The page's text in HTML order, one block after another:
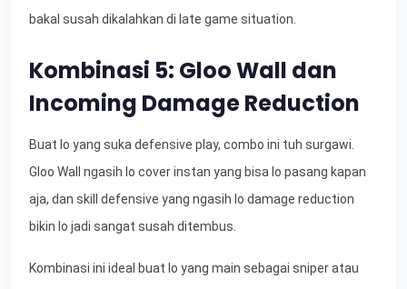
bakal susah dikalahkan di late game situation.
Kombinasi 5: Gloo Wall dan
Incoming Damage Reduction
Buat lo yang suka defensive play, combo ini tuh surgawi.
Gloo Wall ngasih lo cover instan yang bisa lo pasang kapan
aja, dan skill defensive yang ngasih lo damage reduction
bikin lo jadi sangat susah ditembus.
Kombinasi ini ideal buat lo yang main sebagai sniper atau